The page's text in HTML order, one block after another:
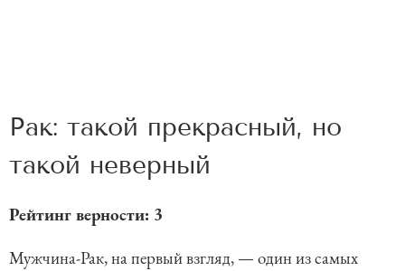
Рак: такой прекрасный, но
такой неверный
Рейтинг верности: 3
Мужчина-Рак, на первый взгляд, — один из самых